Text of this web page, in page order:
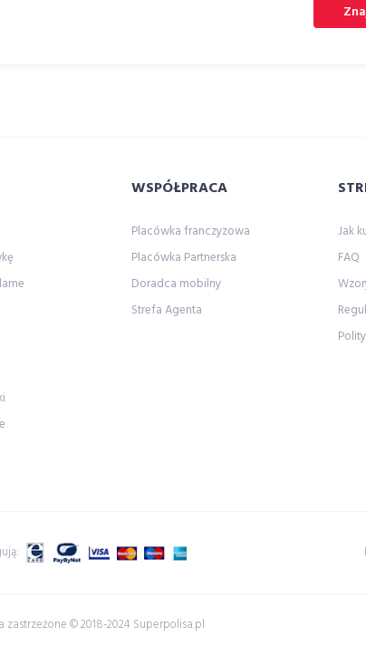
WSPÓŁPRACA
Placówka franczyzowa
Placówka Partnerska
Doradca mobilny
Strefa Agenta
Jak
FAQ
zastrzeżone © 2018-2024 Superpolisa.pl